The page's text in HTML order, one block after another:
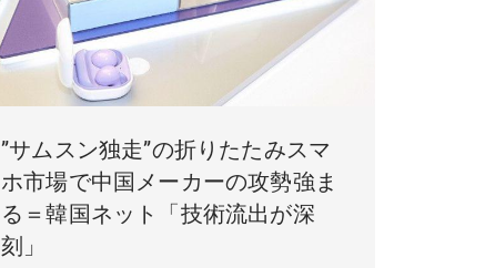
”サムスン独走”の折りたたみスマ
ホ市場で中国メーカーの攻勢強ま
る＝韓国ネット「技術流出が深
刻」